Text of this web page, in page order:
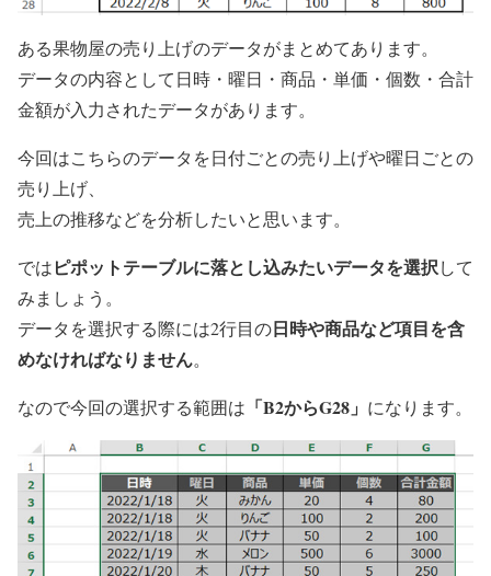
ある果物屋の売り上げのデータがまとめてあります。
データの内容として日時・曜日・商品・単価・個数・合計
金額が入力されたデータがあります。
今回はこちらのデータを日付ごとの売り上げや曜日ごとの
売り上げ、
売上の推移などを分析したいと思います。
ではピポットテーブルに落とし込みたいデータを選択して
みましょう。
データを選択する際には2行目の日時や商品など項目を含
めなければなりません。
なので今回の選択する範囲は 「B2からG28」 になります。